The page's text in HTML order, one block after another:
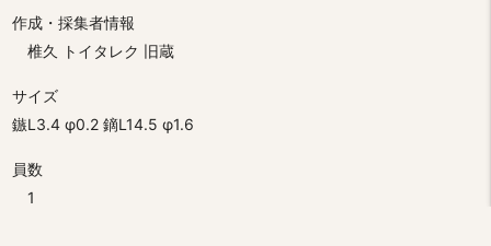
作成・採集者情報
椎久 トイタレク 旧蔵
サイズ
鏃L3.4 φ0.2 鏑L14.5 φ1.6
員数
1